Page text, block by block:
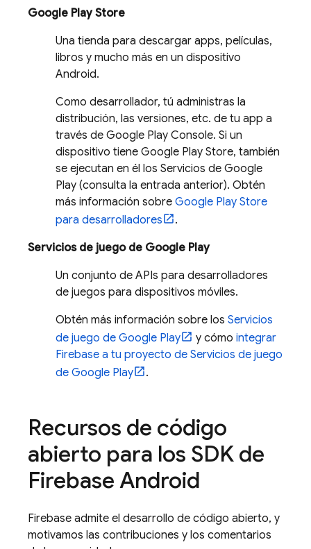
Google Play Store
Una tienda para descargar apps, películas,
libros y mucho más en un dispositivo
Android.
Como desarrollador, tú administras la
distribución, las versiones, etc. de tu app a
través de Google Play Console. Si un
dispositivo tiene Google Play Store, también
se ejecutan en él los Servicios de Google
Play (consulta la entrada anterior). Obtén
más información sobre Google Play Store
para desarrolladores
.
Servicios de juego de Google Play
Un conjunto de APIs para desarrolladores
de juegos para dispositivos móviles.
Obtén más información sobre los Servicios
de juego de Google Play
y cómo integrar
Firebase a tu proyecto de Servicios de juego
de Google Play
.
Recursos de código
abierto para los SDK de
Firebase Android
Firebase admite el desarrollo de código abierto, y
motivamos las contribuciones y los comentarios